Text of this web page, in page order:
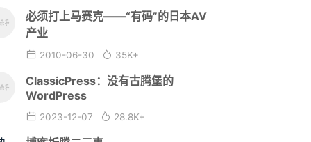
必须打上马赛克——“有码”的日本AV
产业
2010-06-30 35K+
ClassicPress：没有古腾堡的
WordPress
2023-12-07 28.8K+